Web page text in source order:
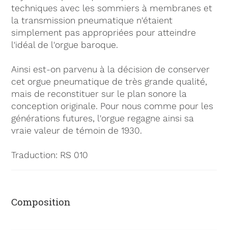
techniques avec les sommiers à membranes et
la transmission pneumatique n'étaient
simplement pas appropriées pour atteindre
l'idéal de l'orgue baroque.
Ainsi est-on parvenu à la décision de conserver
cet orgue pneumatique de très grande qualité,
mais de reconstituer sur le plan sonore la
conception originale. Pour nous comme pour les
générations futures, l'orgue regagne ainsi sa
vraie valeur de témoin de 1930.
Traduction: RS 010
Composition